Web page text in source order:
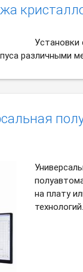
Установки
различными
на плату
технологий.